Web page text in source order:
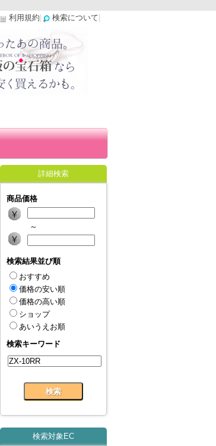
利用規約 検索について
詳細検索
商品価格
～
検索結果並び順
おすすめ
価格の安い順
価格の高い順
ショップ
あいうえお順
検索キーワード
検索対象EC